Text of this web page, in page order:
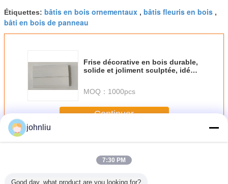
Étiquettes: bâtis en bois ornementaux , bâtis fleuris en bois ,
bâti en bois de panneau
Frise décorative en bois durable,
solide et joliment sculptée, idéale
éléments de design d'intérieur
MOQ： 1000pcs
Continuer
PlusBâtis en bois décoratifs
johnliu
7:30 PM
Good day, what product are you looking for?